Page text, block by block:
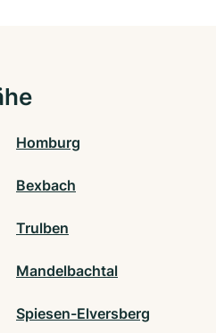
Homburg
Bexbach
Trulben
Mandelbachtal
Spiesen-Elversberg